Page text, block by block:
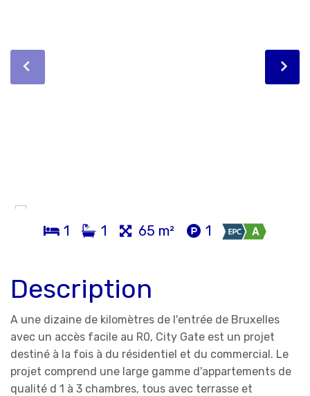
1 1 65 m² 1
Description
A une dizaine de kilomètres de l'entrée de Bruxelles
avec un accès facile au R0, City Gate est un projet
destiné à la fois à du résidentiel et du commercial. Le
projet comprend une large gamme d'appartements de
qualité d 1 à 3 chambres, tous avec terrasse et